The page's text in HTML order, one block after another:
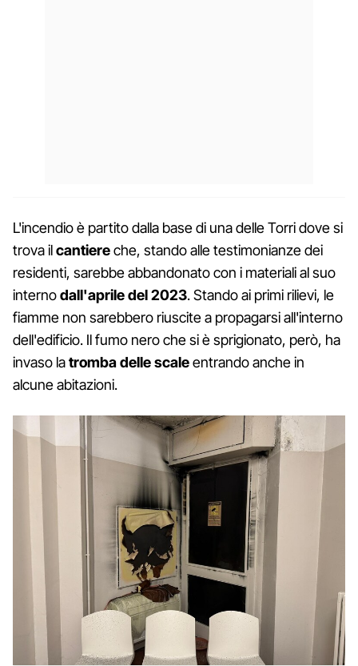
L'incendio è partito dalla base di una delle Torri dove si
trova ilcantiereche, stando alle testimonianze dei
residenti, sarebbe abbandonato con i materiali al suo
internodall'aprile del 2023. Stando ai primi rilievi, le
fiamme non sarebbero riuscite a propagarsi all'interno
dell'edificio. Il fumo nero che si è sprigionato, però, ha
invaso latromba delle scaleentrando anche in
alcune abitazioni.